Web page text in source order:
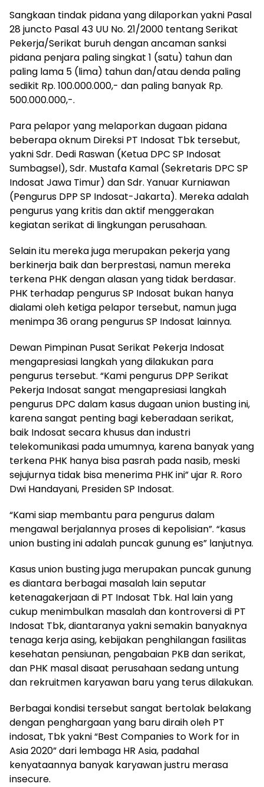
Sangkaan tindak pidana yang dilaporkan yakni Pasal
28 juncto Pasal 43 UU No. 21/2000 tentang Serikat
Pekerja/Serikat buruh dengan ancaman sanksi
pidana penjara paling singkat 1 (satu) tahun dan
paling lama 5 (lima) tahun dan/atau denda paling
sedikit Rp. 100.000.000,- dan paling banyak Rp.
500.000.000,-.
Para pelapor yang melaporkan dugaan pidana
beberapa oknum Direksi PT Indosat Tbk tersebut,
yakni Sdr. Dedi Raswan (Ketua DPC SP Indosat
Sumbagsel), Sdr. Mustafa Kamal (Sekretaris DPC SP
Indosat Jawa Timur) dan Sdr. Yanuar Kurniawan
(Pengurus DPP SP Indosat-Jakarta). Mereka adalah
pengurus yang kritis dan aktif menggerakan
kegiatan serikat di lingkungan perusahaan.
Selain itu mereka juga merupakan pekerja yang
berkinerja baik dan berprestasi, namun mereka
terkena PHK dengan alasan yang tidak berdasar.
PHK terhadap pengurus SP Indosat bukan hanya
dialami oleh ketiga pelapor tersebut, namun juga
menimpa 36 orang pengurus SP Indosat lainnya.
Dewan Pimpinan Pusat Serikat Pekerja Indosat
mengapresiasi langkah yang dilakukan para
pengurus tersebut. “Kami pengurus DPP Serikat
Pekerja Indosat sangat mengapresiasi langkah
pengurus DPC dalam kasus dugaan union busting ini,
karena sangat penting bagi keberadaan serikat,
baik Indosat secara khusus dan industri
telekomunikasi pada umumnya, karena banyak yang
terkena PHK hanya bisa pasrah pada nasib, meski
sejujurnya tidak bisa menerima PHK ini” ujar R. Roro
Dwi Handayani, Presiden SP Indosat.
“Kami siap membantu para pengurus dalam
mengawal berjalannya proses di kepolisian”. “kasus
union busting ini adalah puncak gunung es” lanjutnya.
Kasus union busting juga merupakan puncak gunung
es diantara berbagai masalah lain seputar
ketenagakerjaan di PT Indosat Tbk. Hal lain yang
cukup menimbulkan masalah dan kontroversi di PT
Indosat Tbk, diantaranya yakni semakin banyaknya
tenaga kerja asing, kebijakan penghilangan fasilitas
kesehatan pensiunan, pengabaian PKB dan serikat,
dan PHK masal disaat perusahaan sedang untung
dan rekruitmen karyawan baru yang terus dilakukan.
Berbagai kondisi tersebut sangat bertolak belakang
dengan penghargaan yang baru diraih oleh PT
indosat, Tbk yakni “Best Companies to Work for in
Asia 2020” dari lembaga HR Asia, padahal
kenyataannya banyak karyawan justru merasa
insecure.